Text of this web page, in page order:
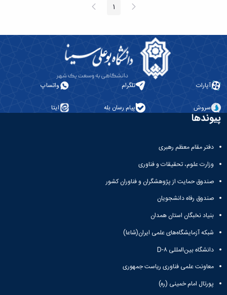
پیغام
قبلی صفحه1 صفحه
بعد
آپارات تلگرام واتساپ
سروش پیام رسان بله ایتا
پیوندها
دفتر مقام معظم رهبری
وزارت علوم، تحقیقات و فناوری
صندوق حمایت از پژوهشگران و فناوران کشور
صندوق رفاه دانشجویان
بنیاد نخبگان استان همدان
شبکه آزمایشگاه‌های علمی ایران(شاعا)
دانشگاه بین‌المللی D-۸
معاونت علمی فناوری ریاست جمهوری
پورتال امام خمینی (ره)